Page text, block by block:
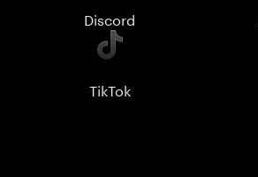
Discord
TikTok